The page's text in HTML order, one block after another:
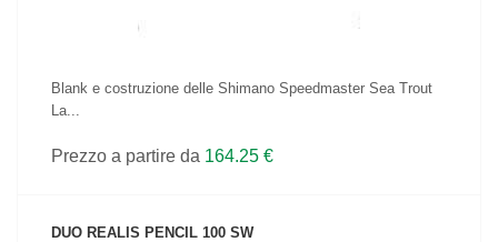
Blank e costruzione delle Shimano Speedmaster Sea Trout
La...
Prezzo a partire da 164.25 €
DUO REALIS PENCIL 100 SW